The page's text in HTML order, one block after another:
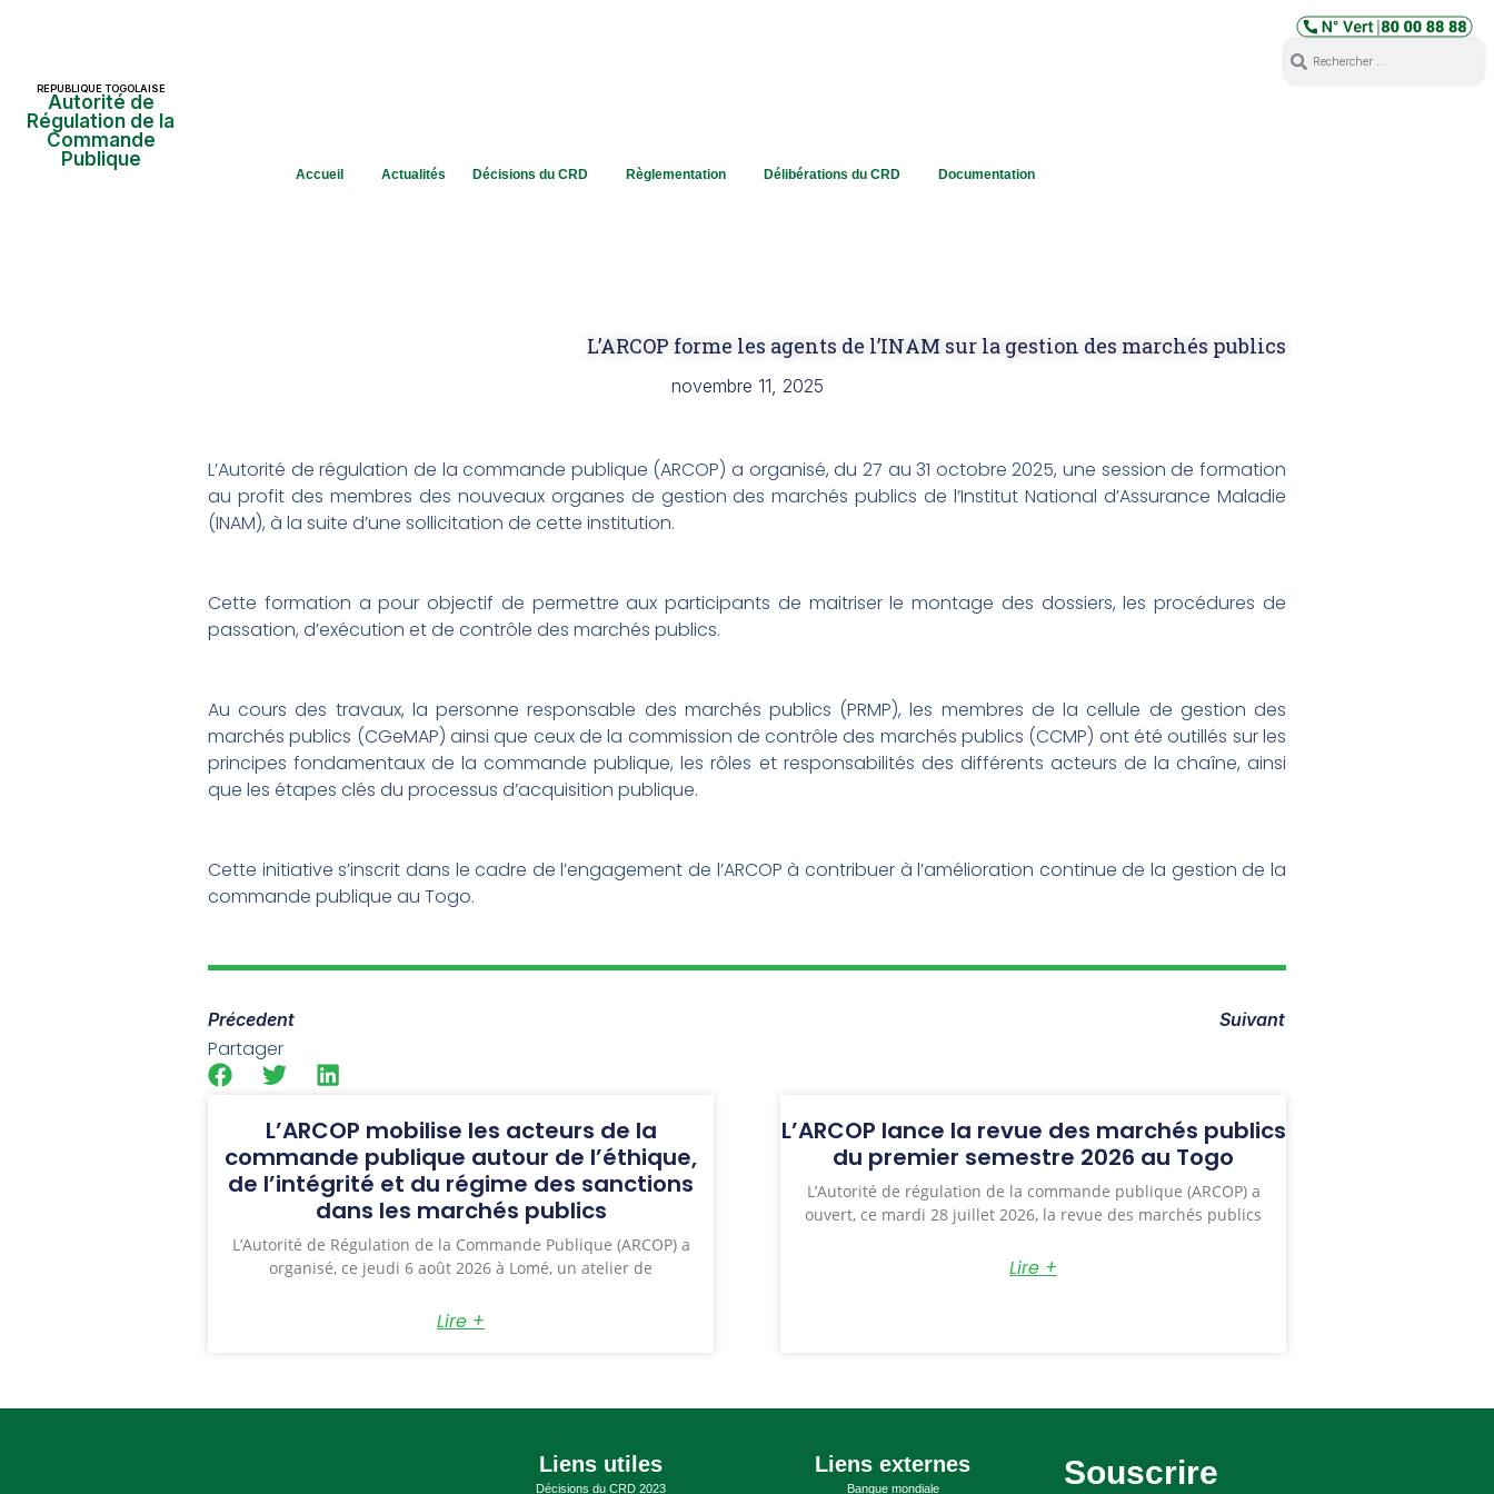
Autorité de
Régulation de la
Commande
Publique
REPUBLIQUE TOGOLAISE
Accueil Actualités Décisions du CRD Règlementation Délibérations du CRD Documentation
L’ARCOP forme les agents de l’INAM sur la gestion des marchés publics
novembre 11, 2025
L’Autorité de régulation de la commande publique (ARCOP) a organisé, du 27 au 31 octobre 2025, une session de formation
au profit des membres des nouveaux organes de gestion des marchés publics de l’Institut National d’Assurance Maladie
(INAM), à la suite d’une sollicitation de cette institution.
Cette formation a pour objectif de permettre aux participants de maitriser le montage des dossiers, les procédures de
passation, d’exécution et de contrôle des marchés publics.
Au cours des travaux, la personne responsable des marchés publics (PRMP), les membres de la cellule de gestion des
marchés publics (CGeMAP) ainsi que ceux de la commission de contrôle des marchés publics (CCMP) ont été outillés sur les
principes fondamentaux de la commande publique, les rôles et responsabilités des différents acteurs de la chaîne, ainsi
que les étapes clés du processus d’acquisition publique.
Cette initiative s’inscrit dans le cadre de l’engagement de l’ARCOP à contribuer à l’amélioration continue de la gestion de la
commande publique au Togo.
Précedent Suivant
Partager
L’ARCOP mobilise les acteurs de la
commande publique autour de l’éthique,
de l’intégrité et du régime des sanctions
dans les marchés publics
L’Autorité de Régulation de la Commande Publique (ARCOP) a
organisé, ce jeudi 6 août 2026 à Lomé, un atelier de
Lire +
L’ARCOP lance la revue des marchés publics
du premier semestre 2026 au Togo
L’Autorité de régulation de la commande publique (ARCOP) a
ouvert, ce mardi 28 juillet 2026, la revue des marchés publics
Lire +
Liens utiles
Décisions du CRD 2023
Liens externes
Banque mondiale Souscrire